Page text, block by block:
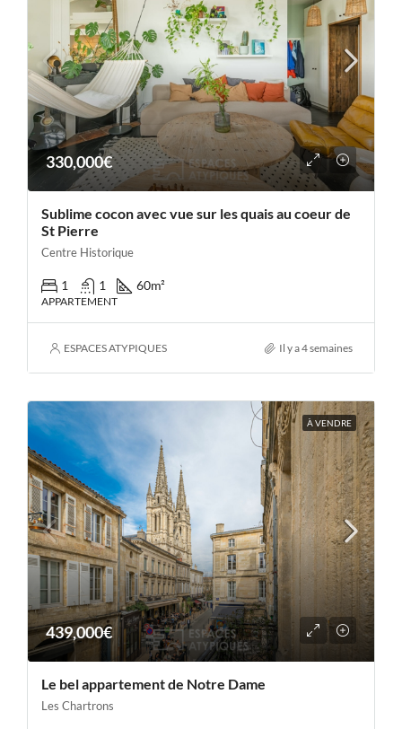
330,000€
Sublime cocon avec vue sur les quais au coeur de
St Pierre
Centre Historique
1 1 60m²
APPARTEMENT
ESPACES ATYPIQUES Il y a 4 semaines
À VENDRE
439,000€
Le bel appartement de Notre Dame
Les Chartrons